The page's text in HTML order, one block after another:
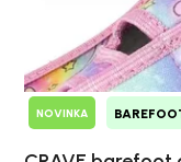
NOVINKA